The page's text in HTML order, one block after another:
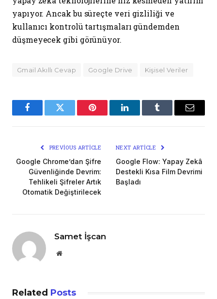
yapıyor. Ancak bu süreçte veri gizliliği ve
kullanıcı kontrolü tartışmaları gündemden
düşmeyecek gibi görünüyor.
Gmail Akıllı Cevap Google Drive Kişisel Veriler
FacebookTwitter Pinterest LinkedInTumblr Email
PREVIOUS ARTICLE
Google Chrome’dan Şifre
Güvenliğinde Devrim:
Tehlikeli Şifreler Artık
Otomatik Değiştirilecek
NEXT ARTICLE
Google Flow: Yapay Zekâ
Destekli Kısa Film Devrimi
Başladı
Samet İşcan
Website
Related Posts